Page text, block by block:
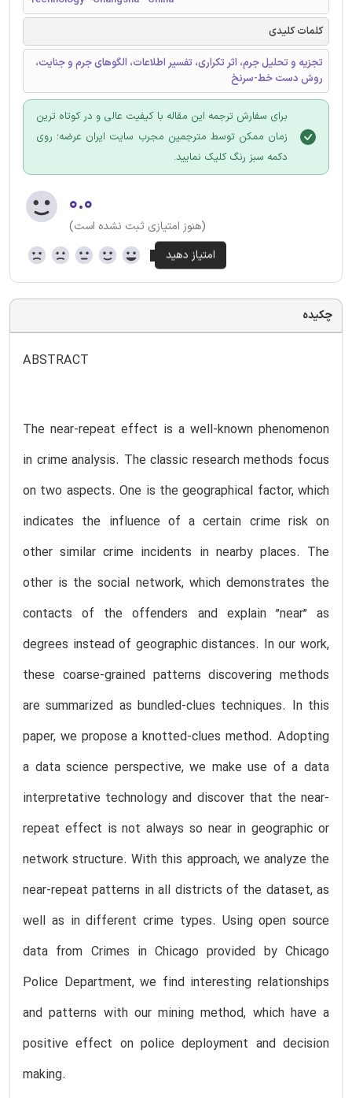
کلمات کلیدی
تجزیه و تحلیل جرم، اثر تکراری، تفسیر اطلاعات، الگوهای جرم و جنایت،
روش دست خط-سرنخ
برای سفارش ترجمه این مقاله با کیفیت عالی و در کوتاه ترین
زمان ممکن توسط مترجمین مجرب سایت ایران عرضه؛ روی
دکمه سبز رنگ کلیک نمایید.
۰.۰
(هنوز امتیازی ثبت نشده است)
چکیده
ABSTRACT
The near-repeat effect is a well-known phenomenon
in crime analysis. The classic research methods focus
on two aspects. One is the geographical factor, which
indicates the influence of a certain crime risk on
other similar crime incidents in nearby places. The
other is the social network, which demonstrates the
contacts of the offenders and explain ”near” as
degrees instead of geographic distances. In our work,
these coarse-grained patterns discovering methods
are summarized as bundled-clues techniques. In this
paper, we propose a knotted-clues method. Adopting
a data science perspective, we make use of a data
interpretative technology and discover that the near-
repeat effect is not always so near in geographic or
network structure. With this approach, we analyze the
near-repeat patterns in all districts of the dataset, as
well as in different crime types. Using open source
data from Crimes in Chicago provided by Chicago
Police Department, we find interesting relationships
and patterns with our mining method, which have a
positive effect on police deployment and decision
making.